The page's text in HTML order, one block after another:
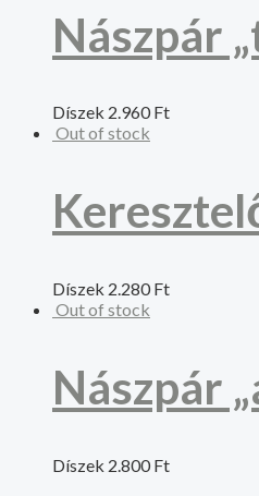
Nászpár
Díszek 2.960Ft
Out of stock
Díszek 2.280Ft
Out of stock
Nászpár
Díszek 2.800Ft